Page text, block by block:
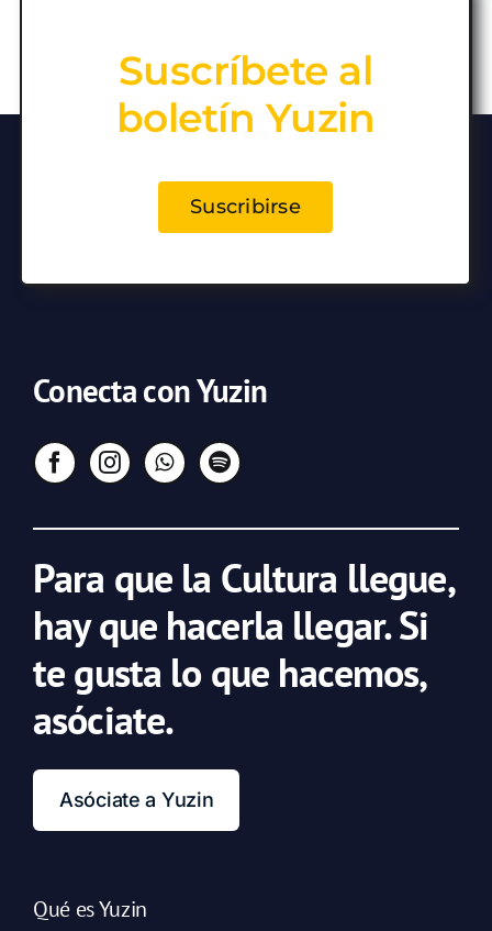
Suscríbete al
boletín Yuzin
Suscribirse
Conecta con Yuzin
Para que la Cultura llegue,
hay que hacerla llegar. Si
te gusta lo que hacemos,
asóciate.
Asóciate a Yuzin
Qué es Yuzin